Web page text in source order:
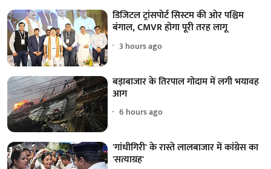
डिजिटल ट्रांसपोर्ट सिस्टम की ओर पश्चिम
बंगाल, CMVR होगा पूरी तरह लागू
3 hours ago
बड़ाबाजार के तिरपाल गोदाम में लगी भयावह
आग
6 hours ago
'गांधीगिरी' के रास्ते लालबाजार में कांग्रेस का
'सत्याग्रह'